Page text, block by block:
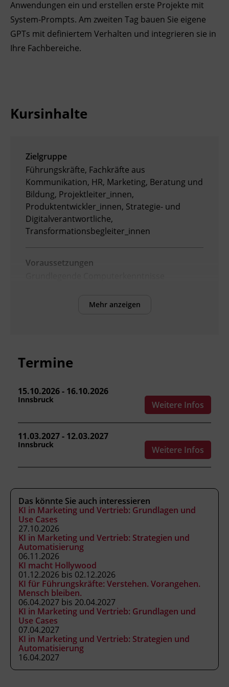
Ingenieurzertifizierung
Deutsch und Integration
Akademisches Studienzentrum
BFI Reutte
BFI Schwaz
Anwendungen ein und erstellen erste Projekte mit
System-Prompts. Am zweiten Tag bauen Sie eigene
GPTs mit definiertem Verhalten und integrieren sie in
Ihre Fachbereiche.
Kursinhalte
Zielgruppe
Führungskräfte, Fachkräfte aus
Kommunikation, HR, Marketing, Beratung und
Bildung, Projektleiter_innen,
Produktentwickler_innen, Strategie- und
Digitalverantwortliche,
Transformationsbegleiter_innen
Voraussetzungen
GPT-Anwendungen erklären.
eigene GPTs mit gezielten System-
Prompts und definiertem Verhalten
erstellen.
GPTs kontextbasiert für konkrete
fachliche Aufgaben einsetzen.
eigene GPT-Projekte in bestehende
Einsatz von GPTs im Unternehmen
planen.
Kursformat
Präsenzunterricht
Leitung
Fachtrainer_in
Abschluss
Kursbesuchsbestätigung
Mehr anzeigen
Termine
15.10.2026 - 16.10.2026
Innsbruck Weitere Infos
11.03.2027 - 12.03.2027
Innsbruck Weitere Infos
Das könnte Sie auch interessieren
KI in Marketing und Vertrieb: Grundlagen und
Use Cases
27.10.2026
KI in Marketing und Vertrieb: Strategien und
Automatisierung
06.11.2026
KI macht Hollywood
01.12.2026 bis 02.12.2026
KI für Führungskräfte: Verstehen. Vorangehen.
Mensch bleiben.
06.04.2027 bis 20.04.2027
KI in Marketing und Vertrieb: Grundlagen und
Use Cases
07.04.2027
KI in Marketing und Vertrieb: Strategien und
Automatisierung
16.04.2027